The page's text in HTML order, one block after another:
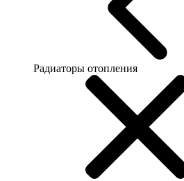
Радиаторы отопления